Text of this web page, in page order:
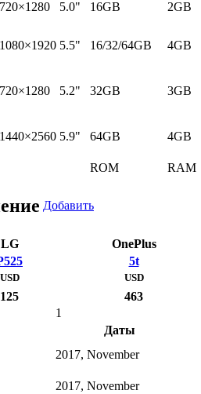
ROM RAM
720×1280 5.0" 16GB 2GB
1080×1920 5.5" 16/32/64GB 4GB
720×1280 5.2" 32GB 3GB
1440×2560 5.9" 64GB 4GB
Добавить
LG
OnePlus
5t
USD
125
USD
463
1
Даты
2017, November
2017, November